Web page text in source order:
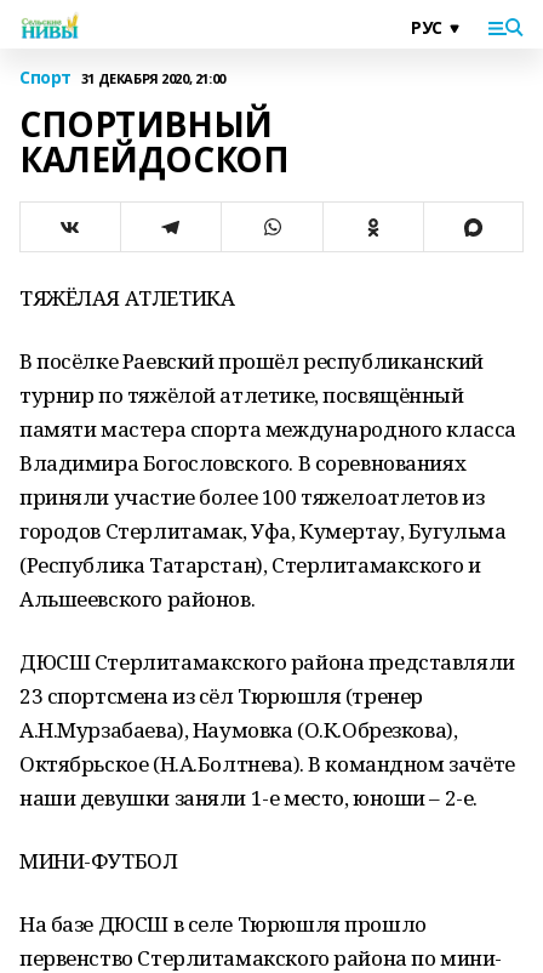
Спорт 31 ДЕКАБРЯ 2020, 21:00
СПОРТИВНЫЙ
КАЛЕЙДОСКОП
ТЯЖЁЛАЯ АТЛЕТИКА
В посёлке Раевский прошёл республиканский
турнир по тяжёлой атлетике, посвящённый
памяти мастера спорта международного класса
Владимира Богословского. В соревнованиях
приняли участие более 100 тяжелоатлетов из
городов Стерлитамак, Уфа, Кумертау, Бугульма
(Республика Татарстан), Стерлитамакского и
Альшеевского районов.
ДЮСШ Стерлитамакского района представляли
23 спортсмена из сёл Тюрюшля (тренер
А.Н.Мурзабаева), Наумовка (О.К.Обрезкова),
Октябрьское (Н.А.Болтнева). В командном зачёте
наши девушки заняли 1-е место, юноши – 2-е.
МИНИ-ФУТБОЛ
На базе ДЮСШ в селе Тюрюшля прошло
первенство Стерлитамакского района по мини-